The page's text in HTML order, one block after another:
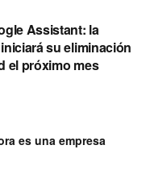
Assistant: la
su eliminación
el próximo mes
es una empresa